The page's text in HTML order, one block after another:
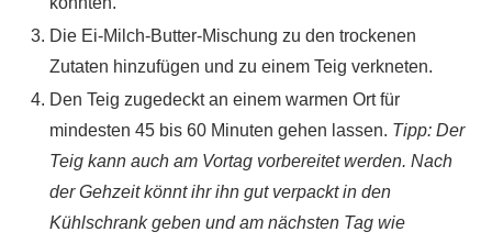
Die Ei-Milch-Butter-Mischung zu den trockenen
Zutaten hinzufügen und zu einem Teig verkneten.
Den Teig zugedeckt an einem warmen Ort für
mindesten 45 bis 60 Minuten gehen lassen. Tipp: Der
Teig kann auch am Vortag vorbereitet werden. Nach
der Gehzeit könnt ihr ihn gut verpackt in den
Kühlschrank geben und am nächsten Tag wie